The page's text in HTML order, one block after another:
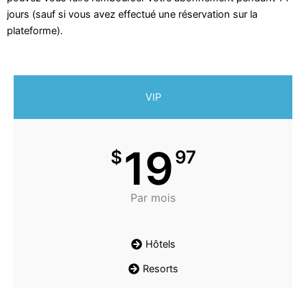
jours (sauf si vous avez effectué une réservation sur la
plateforme).
VIP
$1997
Par mois
Hôtels
Resorts